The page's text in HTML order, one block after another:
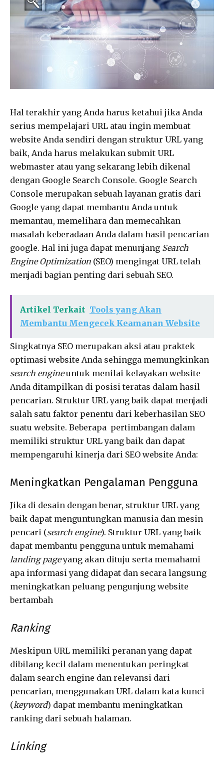
Hal terakhir yang Anda harus ketahui jika Anda
serius mempelajari URL atau ingin membuat
website Anda sendiri dengan struktur URL yang
baik, Anda harus melakukan submit URL
webmaster atau yang sekarang lebih dikenal
dengan Google Search Console. Google Search
Console merupakan sebuah layanan gratis dari
Google yang dapat membantu Anda untuk
memantau, memelihara dan memecahkan
masalah keberadaan Anda dalam hasil pencarian
google. Hal ini juga dapat menunjang Search
Engine Optimization (SEO) mengingat URL telah
menjadi bagian penting dari sebuah SEO.
Artikel Terkait Tools yang Akan
Membantu Mengecek Keamanan Website
Singkatnya SEO merupakan aksi atau praktek
optimasi website Anda sehingga memungkinkan
search engineuntuk menilai kelayakan website
Anda ditampilkan di posisi teratas dalam hasil
pencarian. Struktur URL yang baik dapat menjadi
salah satu faktor penentu dari keberhasilan SEO
suatu website. Beberapa pertimbangan dalam
memiliki struktur URL yang baik dan dapat
mempengaruhi kinerja dari SEO website Anda:
Meningkatkan Pengalaman Pengguna
Jika di desain dengan benar, struktur URL yang
baik dapat menguntungkan manusia dan mesin
pencari (search engine). Struktur URL yang baik
dapat membantu pengguna untuk memahami
landing pageyang akan dituju serta memahami
apa informasi yang didapat dan secara langsung
meningkatkan peluang pengunjung website
bertambah
Ranking
Meskipun URL memiliki peranan yang dapat
dibilang kecil dalam menentukan peringkat
dalam search engine dan relevansi dari
pencarian, menggunakan URL dalam kata kunci
(keyword) dapat membantu meningkatkan
ranking dari sebuah halaman.
Linking